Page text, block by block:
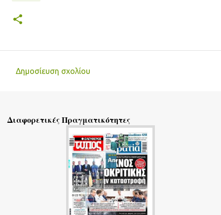
λ
Δημοσίευση σχολίου
Διαφορετικές Πραγματικότητες